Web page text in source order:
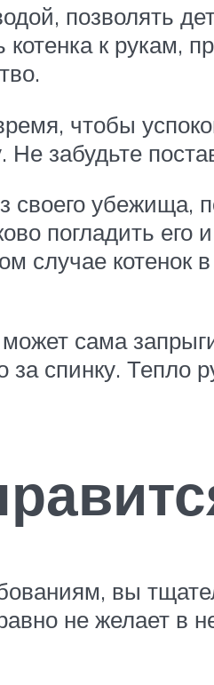
позволять
к рукам,
чтобы
забудьте
своего
погладить его
случае котенок
сама
спинку. Тепло
вы
не желает в